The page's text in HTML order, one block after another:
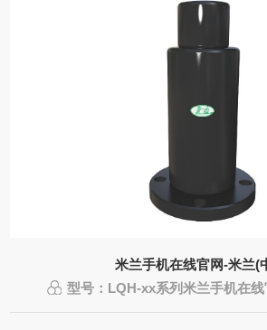
米兰手机在线官网-米兰(
型号：LQH-xx系列米兰手机在